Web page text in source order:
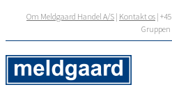
Om Meldgaard Handel A/S | Kontakt os |
Gruppen